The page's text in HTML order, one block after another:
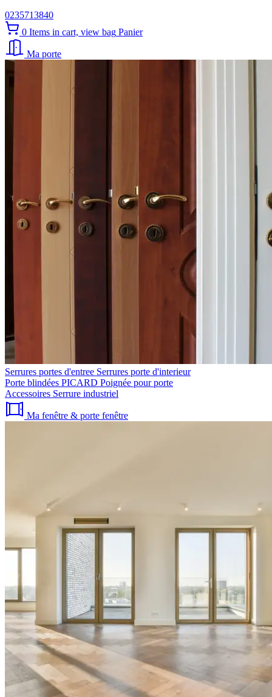
0235713840
0 Items in cart, view bag Panier
Ma porte
Serrures portes d'entree Serrures porte d'interieur
Porte blindées PICARD Poignée pour porte
Accessoires Serrure industriel
Ma fenêtre & porte fenêtre